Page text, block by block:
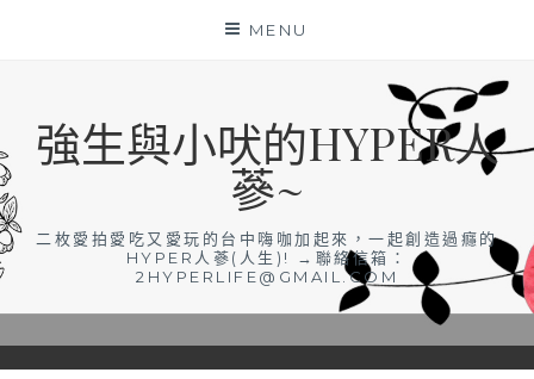
MENU
強生與小吠的HYPER人
蔘~
二枚愛拍愛吃又愛玩的台中嗨咖加起來，一起創造過癮的
HYPER人蔘(人生)! →聯絡信箱：
2HYPERLIFE@GMAIL.COM